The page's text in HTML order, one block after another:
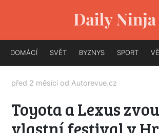
DOMÁCÍ SVĚT BYZNYS SPORT
před 2 měsíci od Autorevue.cz
Toyota a Lexus
vlastní festival v